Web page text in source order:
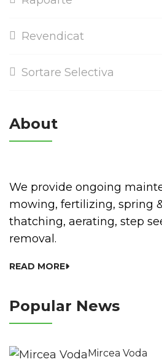
Revendicat
Sortare Selectiva
About
We provide ongoing
mowing, fertilizing, spring
thatching, aerating, step
removal.
READ MORE
Popular News
Mircea Voda